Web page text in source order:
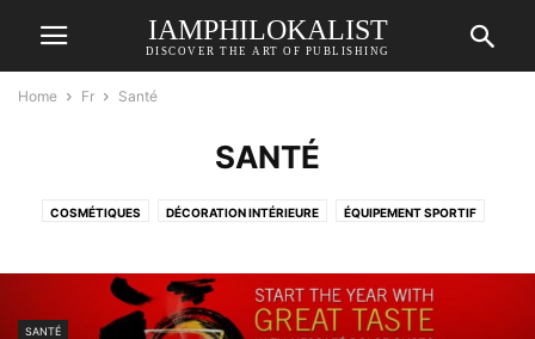
IAMPHILOKALIST
DISCOVER THE ART OF PUBLISHING
Home Fr Santé
SANTÉ
COSMÉTIQUES DÉCORATION INTÉRIEURE ÉQUIPEMENT SPORTIF
TECHNOLOGIE ÉDUCATIVE VOYAGE
SANTÉ